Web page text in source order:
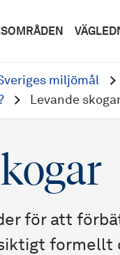
miljömål
Levande
för att
formellt